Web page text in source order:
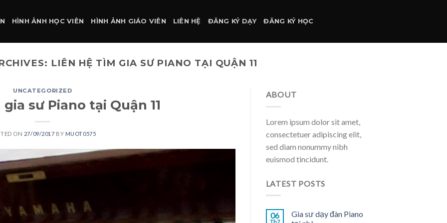
HÌNH ẢNH HỌC VIÊN HÌNH ẢNH GIÁO VIÊN LIÊN HỆ ĐĂNG KÝ DẠY ĐĂNG KÝ HỌC
LIÊN HỆ TÌM GIA SƯ PIANO TẠI QUẬN 11
UNCATEGORIZED
sư Piano tại Quận 11
ON 27/09/2017 BY MUOT0575
ABOUT
Lorem ipsum dolor sit amet,
consectetuer adipiscing elit,
sed diam nonummy nibh
euismod tincidunt.
LATEST POSTS
06
Gia sư dạy đàn Piano